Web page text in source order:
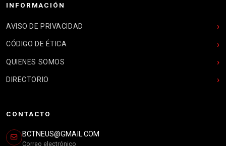
INFORMACIÓN
AVISO DE PRIVACIDAD
CÓDIGO DE ÉTICA
QUIENES SOMOS
DIRECTORIO
CONTACTO
BCTNEUS@GMAIL.COM
Correo electrónico